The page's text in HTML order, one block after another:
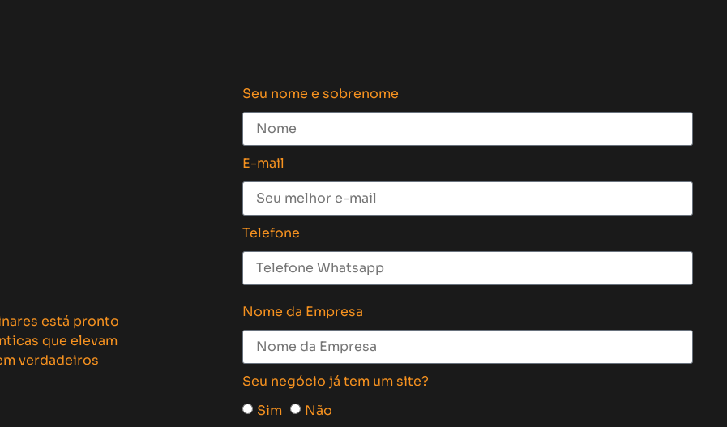
está pronto
que elevam
verdadeiros
Seu nome e sobrenome
E-mail
Telefone
Nome da Empresa
Seu negócio já tem um site?
Sim
Não